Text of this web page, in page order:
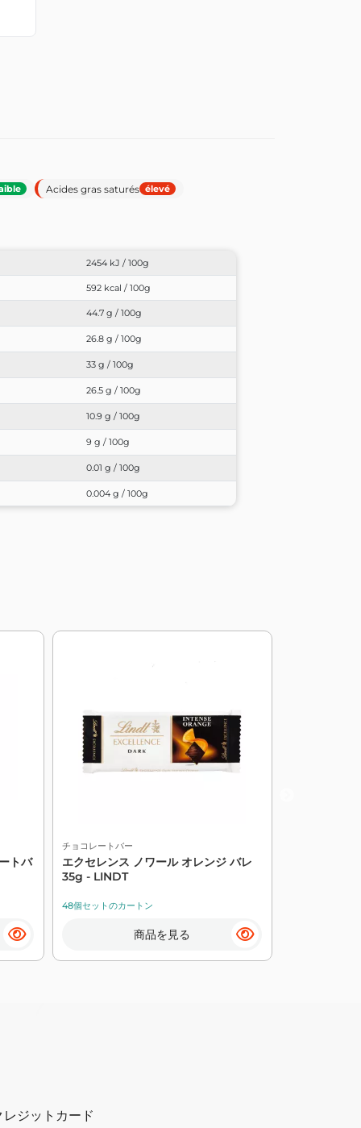
Acides gras saturés élevé
2454 kJ / 100g
592 kcal / 100g
44.7 g / 100g
26.8 g / 100g
33 g / 100g
26.5 g / 100g
10.9 g / 100g
9 g / 100g
0.01 g / 100g
0.004 g / 100g
トバ
チョコレートバー
エクセレンス ノワール オレンジ バレ
35g - LINDT
48個セットのカートン
商品を見る
ジットカード